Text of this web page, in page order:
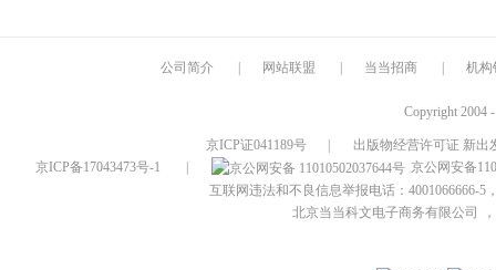
公司简介 网站联盟 当当招商 机构
Copyright 2004
京ICP证041189号
出版物经营许可证 新出
京ICP备17043473号-1
京公网安备
互联网违法和不良信息举报电话：4001066666-5
北京当当科文电子商务有限公司